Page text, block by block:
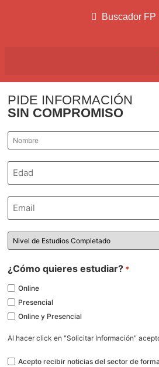
Buscador FP
PIDE INFORMACIÓN
SIN COMPROMISO
Nombre
Número
Email
Nivel
de
¿Cómo quieres estudiar? *
Online
Presencial
Online y Presencial
Al hacer click en "Solicitar Información"
LegalAcepto recibir noticias del sector de